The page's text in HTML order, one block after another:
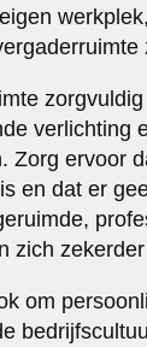
verlichting
Zorg ervoor
en dat er
zich
om